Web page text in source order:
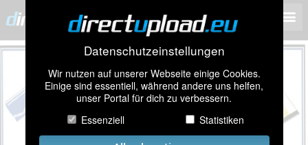
Datenschutzeinstellungen
Wir nutzen auf unserer Webseite einige Cookies.
Einige sind essentiell, während andere uns helfen,
unser Portal für dich zu verbessern.
Essenziell
Statistiken